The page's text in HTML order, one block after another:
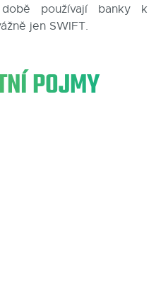
používají banky k
jen SWIFT.
POJMY